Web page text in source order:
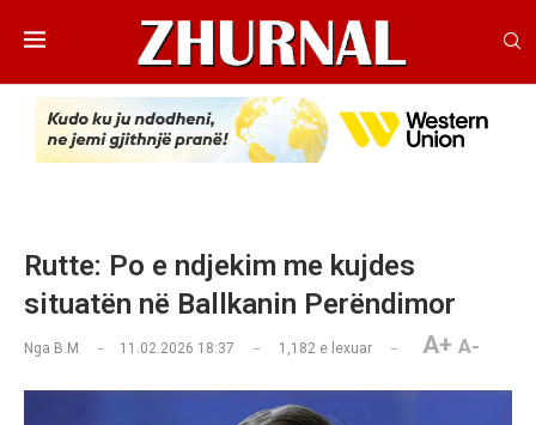
Rutte: Po e ndjekim me kujdes
situatën në Ballkanin Perëndimor
Nga B.M 11.02.2026 18:37 1,182 e lexuar A+ A-